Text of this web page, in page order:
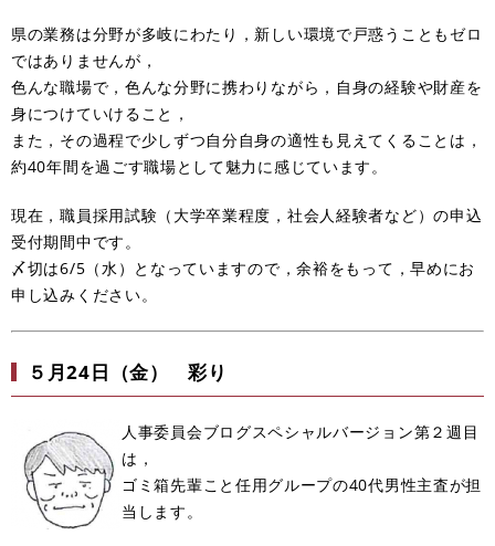
県の業務は分野が多岐にわたり，新しい環境で戸惑うこともゼロ
ではありませんが，
色んな職場で，色んな分野に携わりながら，自身の経験や財産を
身につけていけること，
また，その過程で少しずつ自分自身の適性も見えてくることは，
約40年間を過ごす職場として魅力に感じています。
現在，職員採用試験（大学卒業程度，社会人経験者など）の申込
受付期間中です。
〆切は6/5（水）となっていますので，余裕をもって，早めにお
申し込みください。
５月24日（金） 彩り
人事委員会ブログスペシャルバージョン第２週目
は，
ゴミ箱先輩こと任用グループの40代男性主査が担
当します。